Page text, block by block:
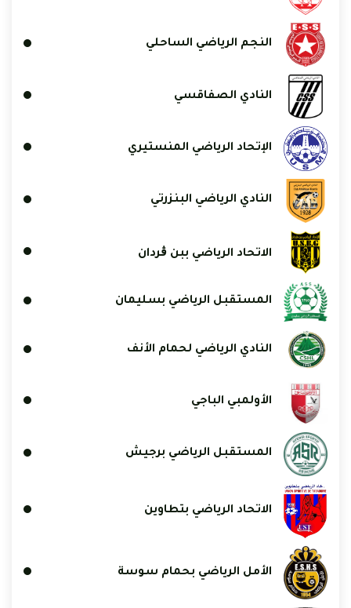
النجم الرياضي الساحلي
النادي الصفاقسي
الإتحاد الرياضي المنستيري
النادي الرياضي البنزرتي
الاتحاد الرياضي ببن ڨردان
المستقبل الرياضي بسليمان
النادي الرياضي لحمام الأنف
الأولمبي الباجي
المستقبل الرياضي برجيش
الاتحاد الرياضي بتطاوين
الأمل الرياضي بحمام سوسة